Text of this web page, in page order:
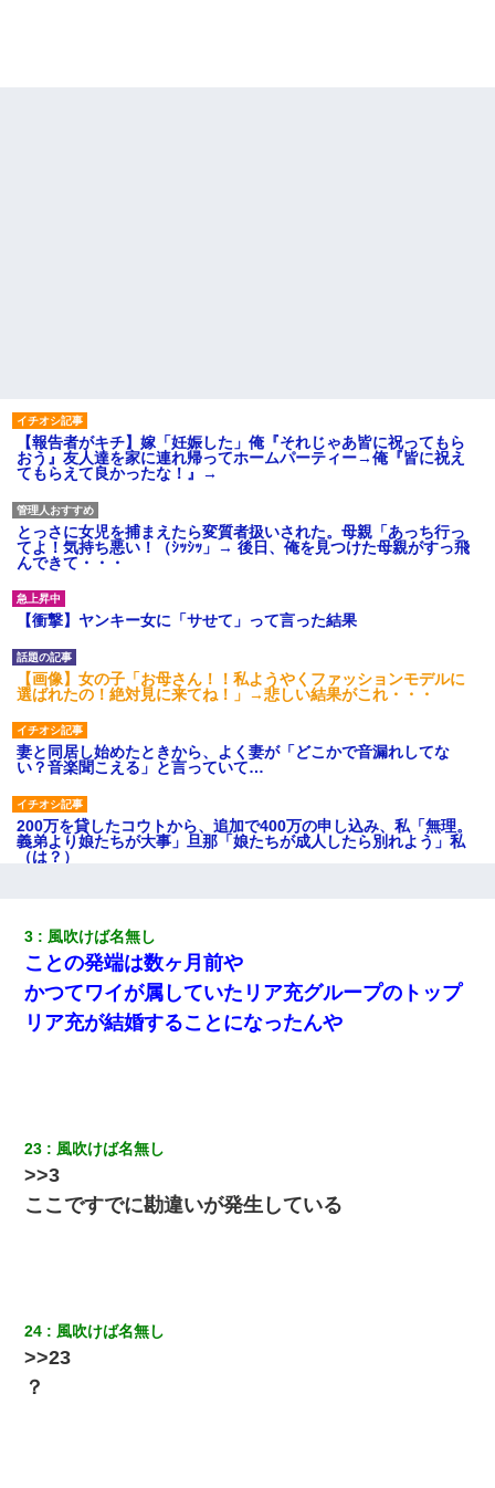
【報告者がキチ】嫁「妊娠した」俺『それじゃあ皆に祝ってもら
おう』友人達を家に連れ帰ってホームパーティー→俺『皆に祝え
てもらえて良かったな！』→
とっさに女児を捕まえたら変質者扱いされた。母親「あっち行っ
てよ！気持ち悪い！（ｼｯｼｯ」→ 後日、俺を見つけた母親がすっ飛
んできて・・・
【衝撃】ヤンキー女に「サせて」って言った結果
【画像】女の子「お母さん！！私ようやくファッションモデルに
選ばれたの！絶対見に来てね！」→悲しい結果がこれ・・・
妻と同居し始めたときから、よく妻が「どこかで音漏れしてな
い？音楽聞こえる」と言っていて…
200万を貸したコウトから、追加で400万の申し込み、私「無理。
義弟より娘たちが大事」旦那「娘たちが成人したら別れよう」私
（は？）
なかった。妹を抱き締めて「ﾀﾋんじゃうよ」って泣いてたら…
元夫の連れ子「俺の結婚式の時くらい、母親としての責任を果た
そうとは思わないのか！」→どうも連れ子は…
【衝撃】女友達から行為中に告白されてOKした結果
【修羅場】彼女親「カスな家柄のヤツなんかと家族になるのはご
めんだ」俺「じゃあ別れます…」→ 彼女「なんで言い返してくれ
3 風吹けば名無し
ことの発端は数ヶ月前や
かつてワイが属していたリア充グループのトップ
リア充が結婚することになったんや
23 風吹けば名無し
>>3
ここですでに勘違いが発生している
24 風吹けば名無し
>>23
？